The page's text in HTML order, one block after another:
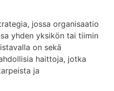
jossa organisaatio
yhden yksikön tai tiimin
on sekä
haittoja, jotka
ja